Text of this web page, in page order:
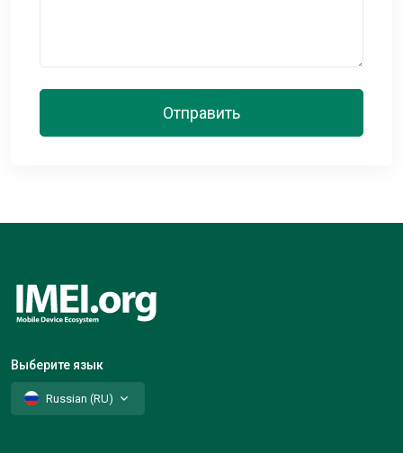
Отправить
Выберите язык
Russian (RU)